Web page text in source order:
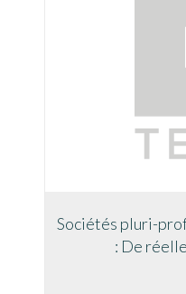
Sociétés pluri-
: De